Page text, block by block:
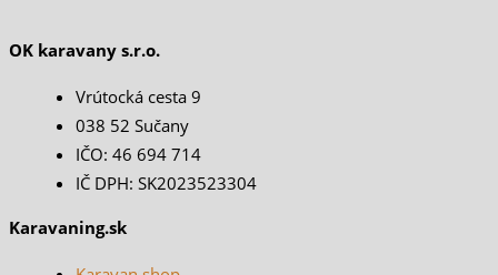
OK karavany s.r.o.
Vrútocká cesta 9
038 52 Sučany
IČO: 46 694 714
IČ DPH: SK2023523304
Karavaning.sk